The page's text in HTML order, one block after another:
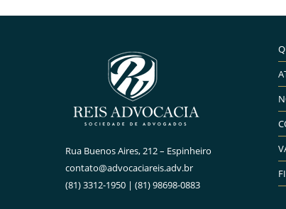
Rua Buenos Aires, 212 – Espinheiro
contato@advocaciareis.adv.br
(81) 3312-1950 | (81) 98698-0883